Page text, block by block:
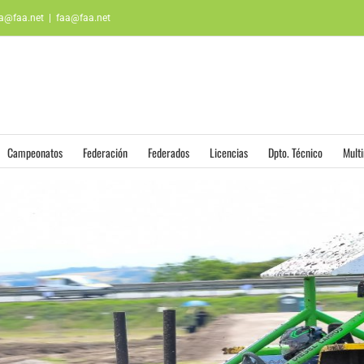
faa@faa.net
Campeonatos Federación Federados Licencias Dpto. Técnico